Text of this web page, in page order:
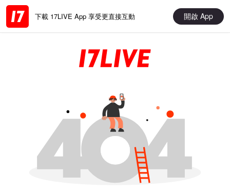
下載 17LIVE App 享受更直接互動 開啟 App